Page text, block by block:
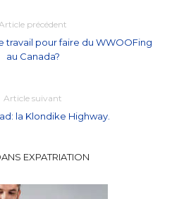
Article précédent
travail pour faire du WWOOFing
au Canada?
Article suivant
la Klondike Highway.
EXPATRIATION